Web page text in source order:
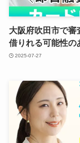
大阪府吹田市で審
借りれる可能性の
2025-07-27